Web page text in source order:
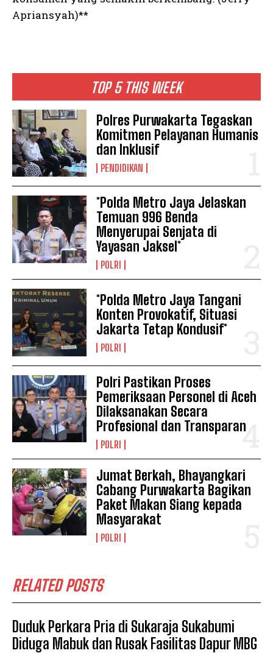
TOP 5 THIS WEEK
Polres Purwakarta Tegaskan
Komitmen Pelayanan Humanis
dan Inklusif
PENDIDIKAN
*Polda Metro Jaya Jelaskan
Temuan 996 Benda
Menyerupai Senjata di
Yayasan Jaksel*
POLRI
*Polda Metro Jaya Tangani
Konten Provokatif, Situasi
Jakarta Tetap Kondusif*
POLRI
Polri Pastikan Proses
Pemeriksaan Personel di Aceh
Dilaksanakan Secara
Profesional dan Transparan
POLRI
Jumat Berkah, Bhayangkari
Cabang Purwakarta Bagikan
Paket Makan Siang kepada
Masyarakat
POLRI
RELATED POSTS
Duduk Perkara Pria di Sukaraja Sukabumi
Diduga Mabuk dan Rusak Fasilitas Dapur MBG
Apriansyah)**